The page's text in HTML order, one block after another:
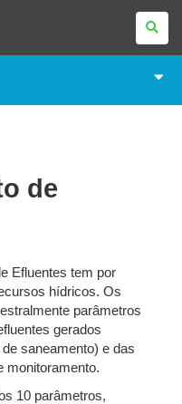
de
Efluentes tem por
hídricos. Os
parâmetros
gerados
saneamento) e das
monitoramento.
10 parâmetros,